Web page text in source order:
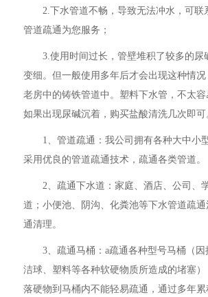
2.下水管道不畅，导致无法冲水，可联
管道疏通为您服务；
3.使用时间过长，管壁堆积了较多的尿
变细。但一般使用多年后才会出现这种情
老房中的铸铁管道中。塑料下水管，不太容
如果出现尿碱沉着，购买盐酸清洗几次即可
1、管道疏通：我公司拥有各种大中小
采用优良的管道疏通技术，疏通各类管道。
2、疏通下水道：家庭、酒店、公司、
道；小便池、阴沟、化粪池等下水管道疏
通清理。
3、疏通马桶：a疏通各种型号马桶（
洁球、塑料等各种软硬物质所造成的堵塞
落硬物到马桶内不能轻易疏通，通过多年累